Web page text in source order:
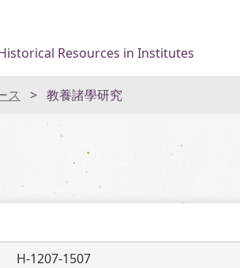
Resources in Institutes
ス 教養諸學研究
H-1207-1507